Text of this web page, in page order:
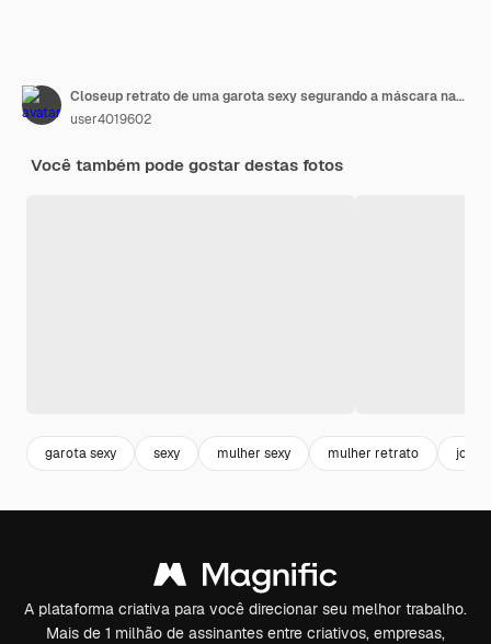
Closeup retrato de uma garota sexy segurando a máscara nas mãos dela
user4019602
Você também pode gostar destas fotos
garota sexy sexy mulher sexy mulher retrato
A plataforma criativa para você direcionar seu melhor trabalho.
Mais de 1 milhão de assinantes entre criativos, empresas,